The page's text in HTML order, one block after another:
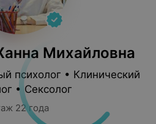
Михайловна
психолог • Клинический
• Сексолог
22 года